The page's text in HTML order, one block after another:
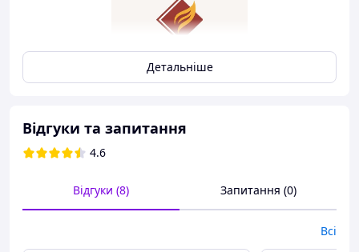
Екологічно чистий продукт, виготовлений з
вогнетривкої та кислототривкої глини.
Ідеально зберігає тепло.
Вогнетривкість 1300°C
Детальніше
Відгуки та запитання
4.6
Відгуки (8) Запитання (0)
Всі